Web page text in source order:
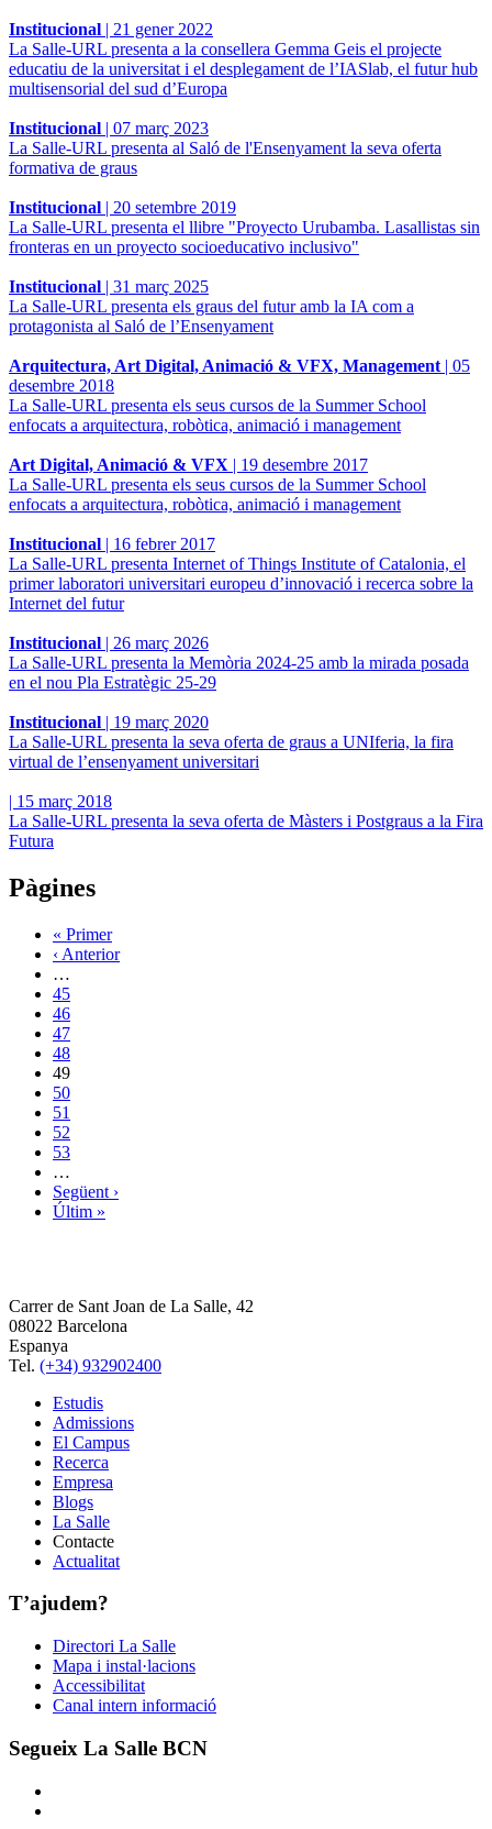
Institucional | 21 gener 2022
La Salle-URL presenta a la consellera Gemma Geis el projecte
educatiu de la universitat i el desplegament de l’IASlab, el futur hub
multisensorial del sud d’Europa
Institucional | 07 març 2023
La Salle-URL presenta al Saló de l'Ensenyament la seva oferta
formativa de graus
Institucional | 20 setembre 2019
La Salle-URL presenta el llibre "Proyecto Urubamba. Lasallistas sin
fronteras en un proyecto socioeducativo inclusivo"
Institucional | 31 març 2025
La Salle-URL presenta els graus del futur amb la IA com a
protagonista al Saló de l’Ensenyament
Arquitectura, Art Digital, Animació & VFX, Management | 05
desembre 2018
La Salle-URL presenta els seus cursos de la Summer School
enfocats a arquitectura, robòtica, animació i management
Art Digital, Animació & VFX | 19 desembre 2017
La Salle-URL presenta els seus cursos de la Summer School
enfocats a arquitectura, robòtica, animació i management
Institucional | 16 febrer 2017
La Salle-URL presenta Internet of Things Institute of Catalonia, el
primer laboratori universitari europeu d’innovació i recerca sobre la
Internet del futur
Institucional | 26 març 2026
La Salle-URL presenta la Memòria 2024-25 amb la mirada posada
en el nou Pla Estratègic 25-29
Institucional | 19 març 2020
La Salle-URL presenta la seva oferta de graus a UNIferia, la fira
virtual de l’ensenyament universitari
| 15 març 2018
La Salle-URL presenta la seva oferta de Màsters i Postgraus a la Fira
Futura
Pàgines
« Primer
‹ Anterior
…
45
46
47
48
49
50
51
52
53
…
Següent ›
Últim »
Carrer de Sant Joan de La Salle, 42
08022 Barcelona
Espanya
Tel. (+34) 932902400
Estudis
Admissions
El Campus
Recerca
Empresa
Blogs
La Salle
Contacte
Actualitat
T’ajudem?
Directori La Salle
Mapa i instal·lacions
Accessibilitat
Canal intern informació
Segueix La Salle BCN